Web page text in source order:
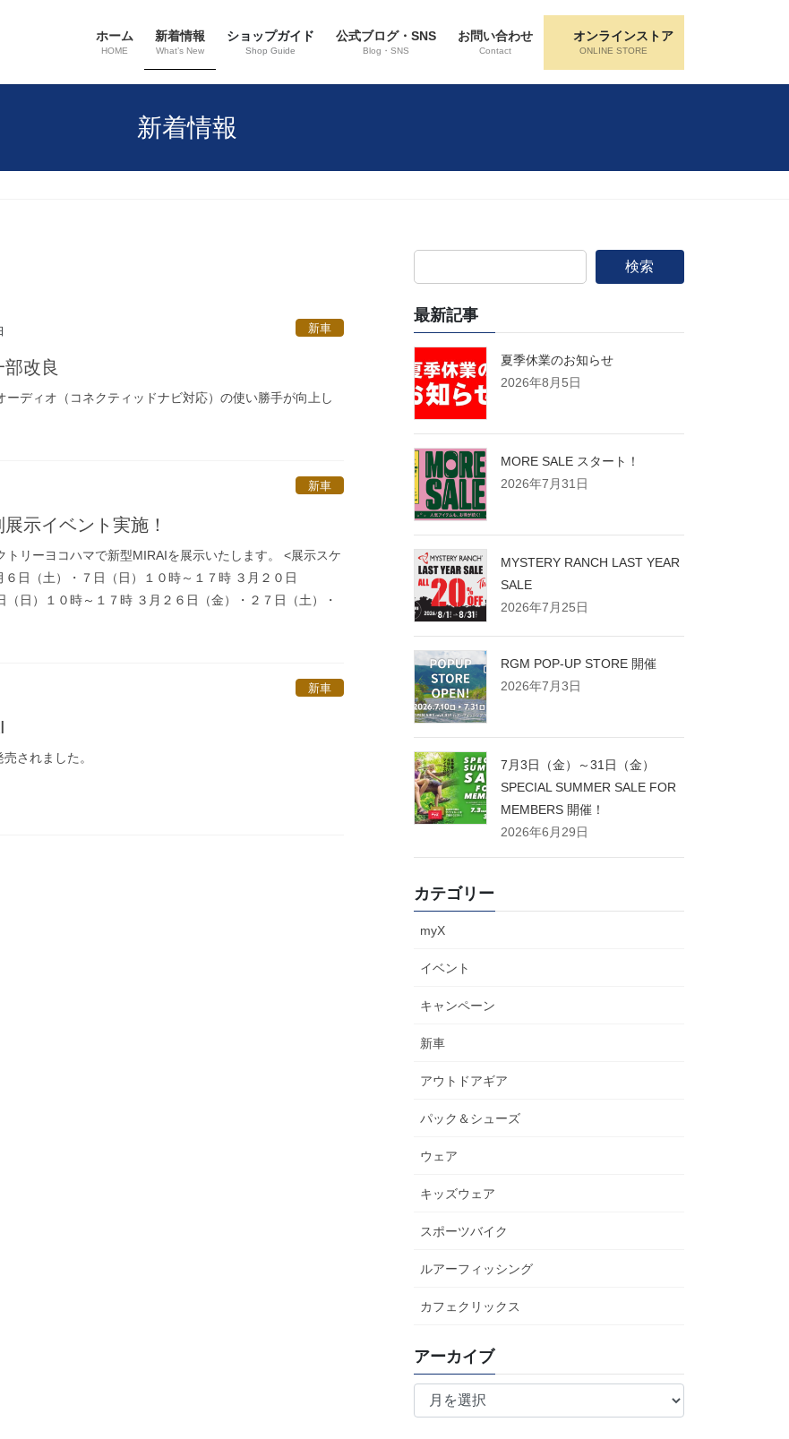
ホーム
HOME
新着情報
What’s New
ショップガイド
Shop Guide
公式ブログ・SNS
Blog・SNS
お問い合わせ
Contact
オンラインストア
ONLINE STORE
新着情報
新車
改良
ーディオ（コネクティッドナビ対応）の使い勝手が向上し
新車
示イベント実施！
トリーヨコハマで新型MIRAIを展示いたします。 <展示スケ
６日（土）・７日（日）１０時～１７時 ３月２０日
（日）１０時～１７時 ３月２６日（金）・２７日（土）・
新車
売されました。
検索
最新記事
夏季休業のお知らせ
2026年8月5日
MORE SALE スタート！
2026年7月31日
MYSTERY RANCH LAST YEAR
SALE
2026年7月25日
RGM POP-UP STORE 開催
2026年7月3日
7月3日（金）～31日（金）
SPECIAL SUMMER SALE FOR
MEMBERS 開催！
2026年6月29日
カテゴリー
myX
イベント
キャンペーン
新車
アウトドアギア
パック＆シューズ
ウェア
キッズウェア
スポーツバイク
ルアーフィッシング
カフェクリックス
アーカイブ
ア